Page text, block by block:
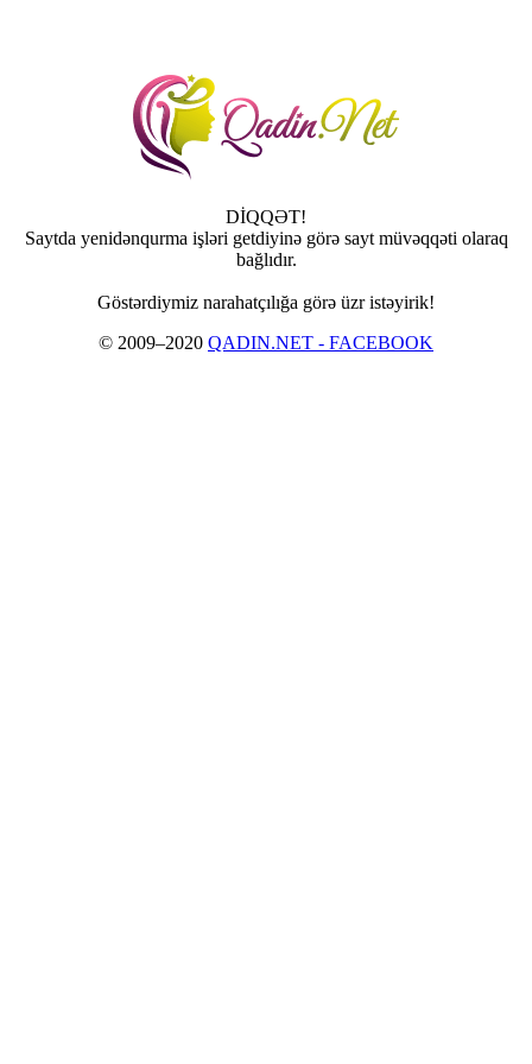
DİQQƏT!
Saytda yenidənqurma işləri getdiyinə görə sayt müvəqqəti olaraq
bağlıdır.
Göstərdiymiz narahatçılığa görə üzr istəyirik!
© 2009–2020 QADIN.NET - FACEBOOK